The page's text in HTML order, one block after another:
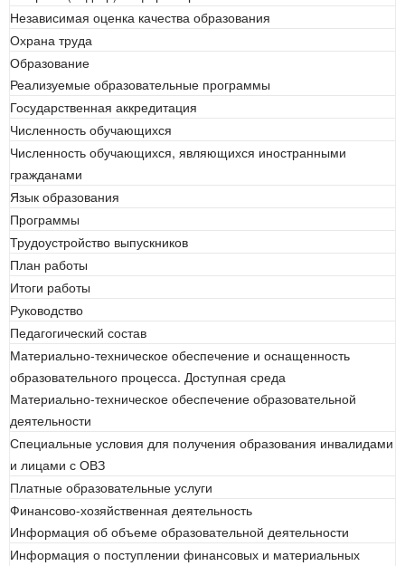
Независимая оценка качества образования
Охрана труда
Образование
Реализуемые образовательные программы
Государственная аккредитация
Численность обучающихся
Численность обучающихся, являющихся иностранными
гражданами
Язык образования
Программы
Трудоустройство выпускников
План работы
Итоги работы
Руководство
Педагогический состав
Материально-техническое обеспечение и оснащенность
образовательного процесса. Доступная среда
Материально-техническое обеспечение образовательной
деятельности
Специальные условия для получения образования инвалидами
и лицами с ОВЗ
Платные образовательные услуги
Финансово-хозяйственная деятельность
Информация об объеме образовательной деятельности
Информация о поступлении финансовых и материальных